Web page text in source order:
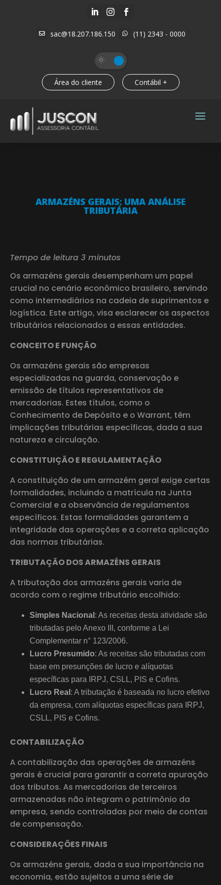
  
 sac@18.207.186.150  (11) 2343 - 0000
Área do cliente Contábil +
ARMAZÉNS GERAIS: UMA ANÁLISE
TRIBUTÁRIA
Tempo de leitura 3 minutos
Os armazéns gerais desempenham um papel
crucial no cenário econômico brasileiro, servindo
como intermediários na cadeia de suprimentos e
logística. Este artigo, visa esclarecer os aspectos
tributários relacionados a essas entidades.
CONCEITO E FUNÇÃO
Os armazéns gerais são empresas
especializadas na guarda, conservação e
emissão de títulos representativos de
mercadorias. Estes títulos, como o
Conhecimento de Depósito e o Warrant, têm
implicações tributárias específicas, dada a sua
natureza e circulação.
CONSTITUIÇÃO E REGULAMENTAÇÃO
A constituição de um armazém geral exige certas
formalidades, incluindo a matrícula na Junta
Comercial e a observância de regulamentos
específicos. Estas formalidades garantem a
integridade das operações e a correta aplicação
das normas tributárias.
TRIBUTAÇÃO DOS ARMAZÉNS GERAIS
A tributação dos armazéns gerais varia de
acordo com o regime tributário escolhido:
Simples Nacional : As receitas desta atividade são
tributadas pelo Anexo III, conforme a Lei
Complementar n° 123/2006.
Lucro Presumido: As receitas são tributadas com
base em presunções de lucro e alíquotas
específicas para IRPJ, CSLL, PIS e Cofins.
Lucro Real : A tributação é baseada no lucro efetivo
da empresa, com alíquotas específicas para IRPJ,
CSLL, PIS e Cofins.
CONTABILIZAÇÃO
A contabilização das operações de armazéns
gerais é crucial para garantir a correta apuração
dos tributos. As mercadorias de terceiros
armazenadas não integram o patrimônio da
empresa, sendo controladas por meio de contas
de compensação.
CONSIDERAÇÕES FINAIS
Os armazéns gerais, dada a sua importância na
economia, estão sujeitos a uma série de